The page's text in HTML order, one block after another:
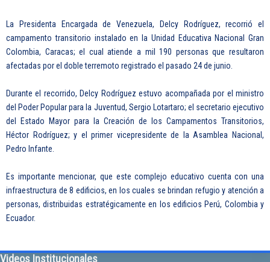
La Presidenta Encargada de Venezuela, Delcy Rodríguez, recorrió el
campamento transitorio instalado en la Unidad Educativa Nacional Gran
Colombia, Caracas; el cual atiende a mil 190 personas que resultaron
afectadas por el doble terremoto registrado el pasado 24 de junio.
Durante el recorrido, Delcy Rodríguez estuvo acompañada por el ministro
del Poder Popular para la Juventud, Sergio Lotartaro; el secretario ejecutivo
del Estado Mayor para la Creación de los Campamentos Transitorios,
Héctor Rodríguez; y el primer vicepresidente de la Asamblea Nacional,
Pedro Infante.
Es importante mencionar, que este complejo educativo cuenta con una
infraestructura de 8 edificios, en los cuales se brindan refugio y atención a
personas, distribuidas estratégicamente en los edificios Perú, Colombia y
Ecuador.
Videos Institucionales